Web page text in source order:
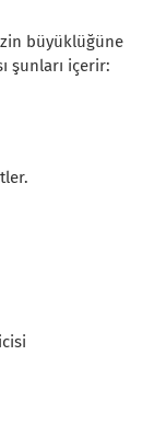
büyüklüğüne
şunları içerir: